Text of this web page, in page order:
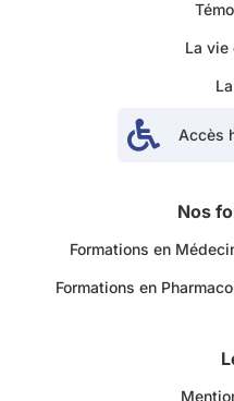
La vie
 Accès
Nos
Formations en
Formations en